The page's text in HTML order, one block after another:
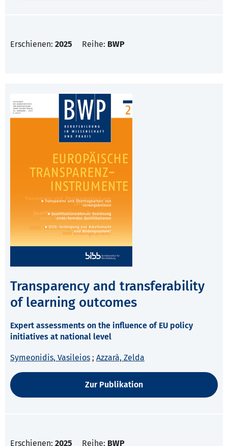
Erschienen: 2025 Reihe: BWP
Transparency and transferability
of learning outcomes
Expert assessments on the influence of EU policy
initiatives at national level
Symeonidis, Vasileios ; Azzarà, Zelda
Zur Publikation
Erschienen: 2025 Reihe: BWP